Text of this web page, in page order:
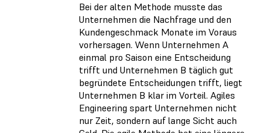
Bei der alten Methode musste das
Unternehmen die Nachfrage und den
Kundengeschmack Monate im Voraus
vorhersagen. Wenn Unternehmen A
einmal pro Saison eine Entscheidung
trifft und Unternehmen B täglich gut
begründete Entscheidungen trifft, liegt
Unternehmen B klar im Vorteil. Agiles
Engineering spart Unternehmen nicht
nur Zeit, sondern auf lange Sicht auch